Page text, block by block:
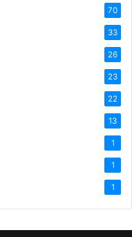
70
33
26
23
22
13
1
1
1